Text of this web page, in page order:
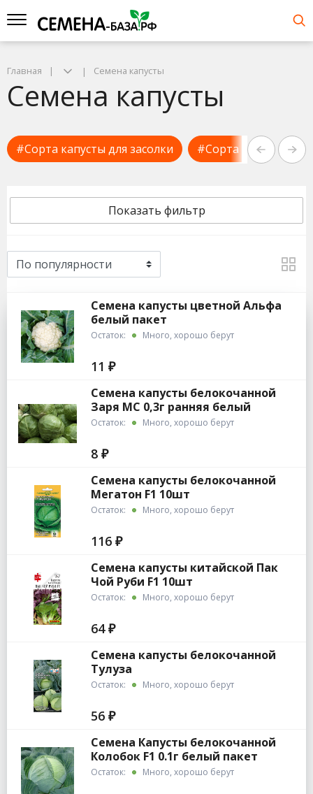
Главная Семена капусты
Семена капусты
#Сорта капусты для засолки #Сорта капусты для
Показать фильтр
Семена капусты цветной Альфа
белый пакет
Остаток: Много, хорошо берут
11 ₽
Семена капусты белокочанной
Заря МС 0,3г ранняя белый
Гавриш
Остаток: Много, хорошо берут
8 ₽
Семена капусты белокочанной
Мегатон F1 10шт
Остаток: Много, хорошо берут
116 ₽
Семена капусты китайской Пак
Чой Руби F1 10шт
Остаток: Много, хорошо берут
64 ₽
Семена капусты белокочанной
Тулуза
Остаток: Много, хорошо берут
56 ₽
Семена Капусты белокочанной
Колобок F1 0.1г белый пакет
Остаток: Много, хорошо берут